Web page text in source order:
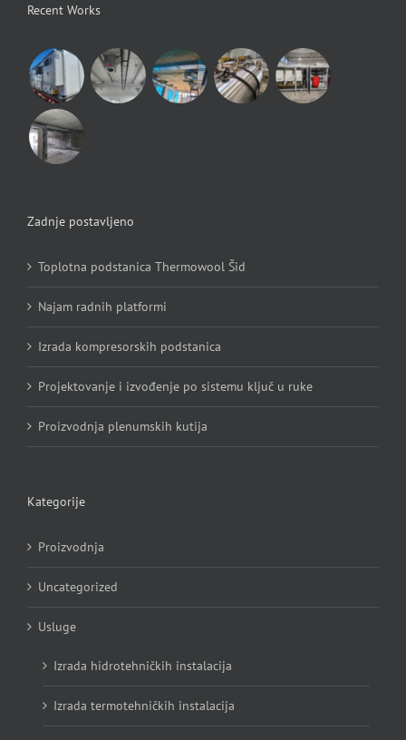
Recent Works
Zadnje postavljeno
Toplotna podstanica Thermowool Šid
Najam radnih platformi
Izrada kompresorskih podstanica
Projektovanje i izvođenje po sistemu ključ u ruke
Proizvodnja plenumskih kutija
Kategorije
Proizvodnja
Uncategorized
Usluge
Izrada hidrotehničkih instalacija
Izrada termotehničkih instalacija